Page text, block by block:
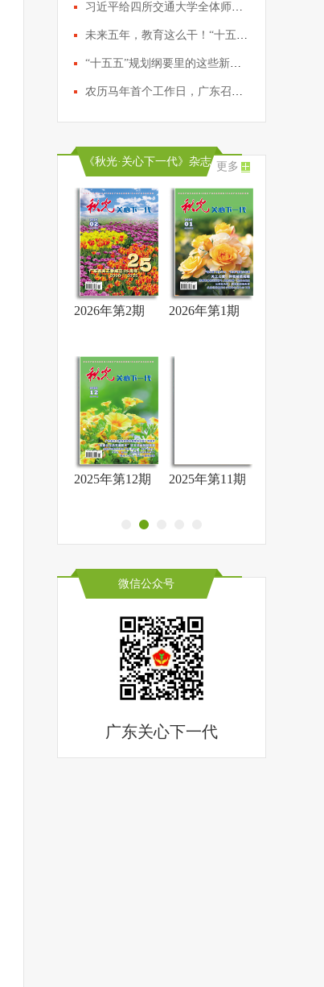
习近平给四所交通大学全体师生回信
未来五年，教育这么干！“十五五”规划纲要作出部署→
“十五五”规划纲要里的这些新提法，一组图了解→
农历马年首个工作日，广东召开全省高质量发展大会
《秋光·关心下一代》杂志 更多
2026年第2期 2026年第1期
2025年第12期 2025年第11期
微信公众号
广东关心下一代